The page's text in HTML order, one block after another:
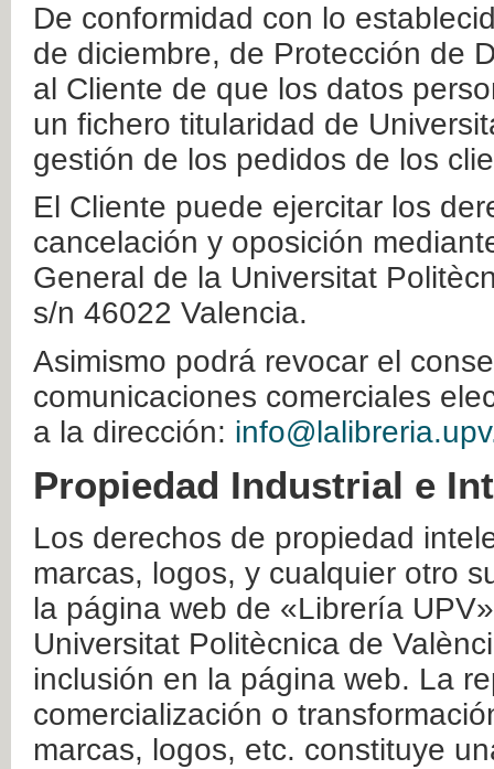
De conformidad con lo
de diciembre, de Protección de
al Cliente de que los datos
un fichero titularidad de
gestión de los pedidos de los
El Cliente puede ejercitar los
cancelación y oposición
General de la Universitat
s/n 46022 Valencia.
Asimismo podrá revocar el
comunicaciones comerciales
a la dirección:
Propiedad Industrial e
Los derechos de propiedad
marcas, logos, y cualquier otro
la página web de «Librería
Universitat Politècnica de
inclusión en la página web. La
comercialización o
marcas, logos, etc. constituye